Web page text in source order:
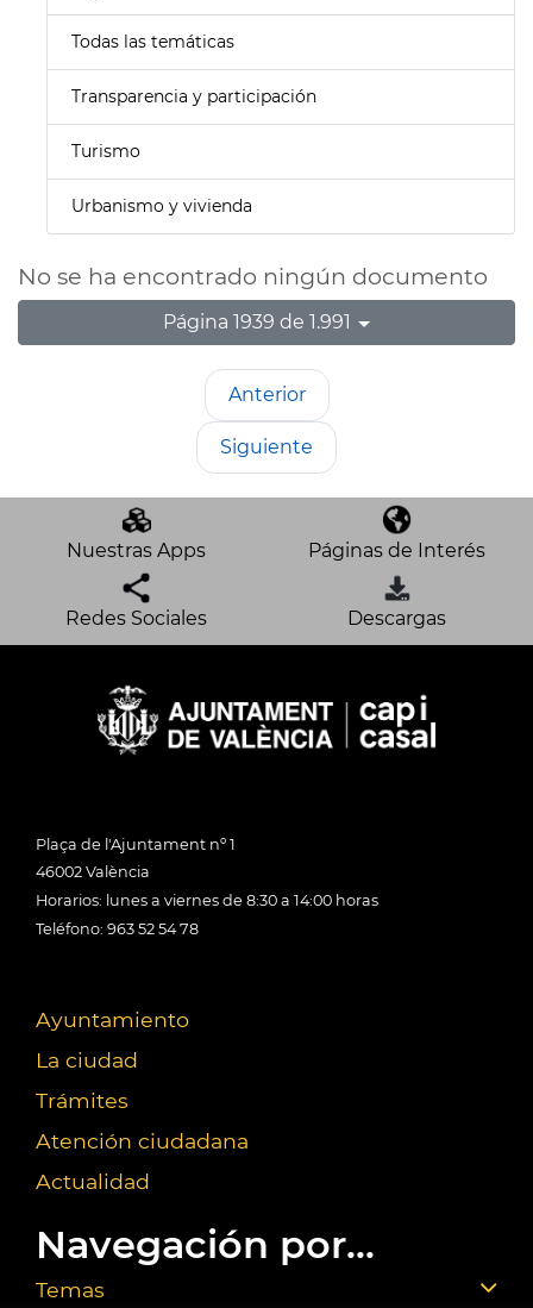
Todas las temáticas
Transparencia y participación
Turismo
Urbanismo y vivienda
No se ha encontrado ningún documento
Página 1939 de 1.991
Anterior
Siguiente
Nuestras Apps Páginas de Interés
Redes Sociales Descargas
Plaça de l'Ajuntament nº 1
46002 València
Horarios: lunes a viernes de 8:30 a 14:00 horas
Teléfono: 963 52 54 78
Ayuntamiento
La ciudad
Trámites
Atención ciudadana
Actualidad
Navegación por...
Temas